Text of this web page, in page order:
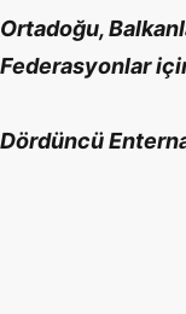
Ortadoğu,
Federasyonlar
Dördüncü